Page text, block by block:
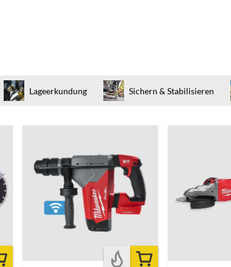
Lageerkundung Sichern & Stabilisieren